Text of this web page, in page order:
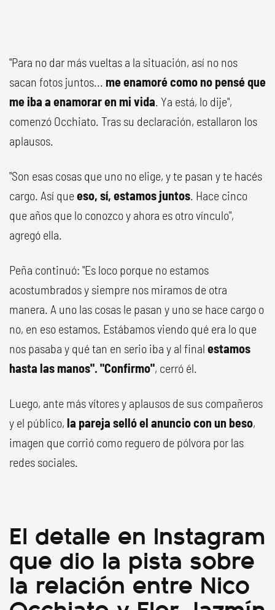
"Para no dar más vueltas a la situación, así no nos
sacan fotos juntos... me enamoré como no pensé que
me iba a enamorar en mi vida. Ya está, lo dije",
comenzó Occhiato. Tras su declaración, estallaron los
aplausos.
"Son esas cosas que uno no elige, y te pasan y te hacés
cargo. Así queeso, sí, estamos juntos. Hace cinco
que años que lo conozco y ahora es otro vínculo",
agregó ella.
Peña continuó: "Es loco porque no estamos
acostumbrados y siempre nos miramos de otra
manera. A uno las cosas le pasan y uno se hace cargo o
no, en eso estamos. Estábamos viendo qué era lo que
nos pasaba y qué tan en serio iba y al final estamos
hasta las manos". "Confirmo", cerró él.
Luego, ante más vítores y aplausos de sus compañeros
y el público, la pareja selló el anuncio con un beso,
imagen que corrió como reguero de pólvora por las
redes sociales.
El detalle en Instagram
que dio la pista sobre
la relación entre Nico